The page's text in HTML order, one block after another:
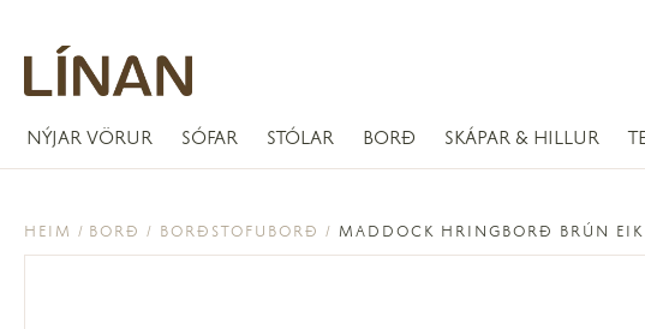
NÝJAR VÖRUR SÓFAR STÓLAR BORÐ SKÁPAR & HILLUR
HEIM BORÐ BORÐSTOFUBORÐ MADDOCK HRINGBORÐ BRÚN EIK